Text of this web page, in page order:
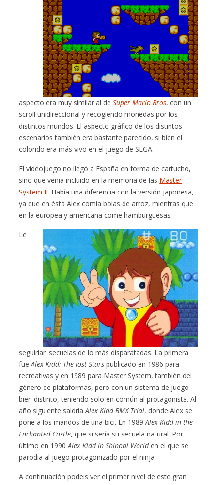
aspecto era muy similar al deSuper Mario Bros, con un
scroll unidireccional y recogiendo monedas por los
distintos mundos. El aspecto gráfico de los distintos
escenarios también era bastante parecido, si bien el
colorido era más vivo en el juego de SEGA.
El videojuego no llegó a España en forma de cartucho,
sino que venía incluido en la memoria de las Master
System II. Había una diferencia con la versión japonesa,
ya que en ésta Alex comía bolas de arroz, mientras que
en la europea y americana come hamburguesas.
Le
seguirían secuelas de lo más disparatadas. La primera
fueAlex Kidd: The lost Stars publicado en 1986 para
recreativas y en 1989 para Master System, también del
género de plataformas, pero con un sistema de juego
bien distinto, teniendo solo en común al protagonista. Al
año siguiente saldríaAlex Kidd BMX Trial, donde Alex se
pone a los mandos de una bici. En 1989Alex Kidd in the
Enchanted Castle, que si sería su secuela natural. Por
último en 1990Alex Kidd in Shinobi Worlden el que se
parodia al juego protagonizado por el ninja.
A continuación podeis ver el primer nivel de este gran